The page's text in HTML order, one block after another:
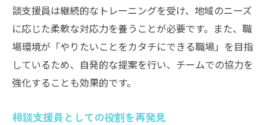
談支援員は継続的なトレーニングを受け、地域のニーズ
に応じた柔軟な対応力を養うことが必要です。また、職
場環境が「やりたいことをカタチにできる職場」を目指
しているため、自発的な提案を行い、チームでの協力を
強化することも効果的です。
相談支援員としての役割を再発見